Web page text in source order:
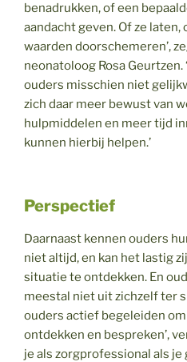
benadrukken, of een
aandacht geven. Of ze
waarden doorschemeren’,
neonatoloog Rosa Geurtzen.
ouders misschien niet
zich daar meer bewust van
hulpmiddelen en meer tijd
kunnen hierbij helpen.’
Perspectief
Daarnaast kennen ouders
niet altijd, en kan het lastig
situatie te ontdekken. En
meestal niet uit zichzelf ter
ouders actief begeleiden
ontdekken en bespreken’,
je als zorgprofessional als